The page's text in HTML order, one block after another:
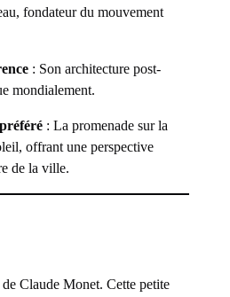
fondateur du mouvement
: Son architecture post-
mondialement.
: La promenade sur la
offrant une perspective
de la ville.
Claude Monet. Cette petite